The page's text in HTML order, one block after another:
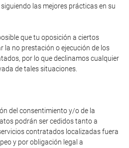
las mejores prácticas en su
que tu oposición a ciertos
la no prestación o ejecución de los
por lo que declinamos cualquier
de tales situaciones.
del consentimiento y/o de la
podrán ser cedidos tanto a
contratados localizadas fuera
y por obligación legal a